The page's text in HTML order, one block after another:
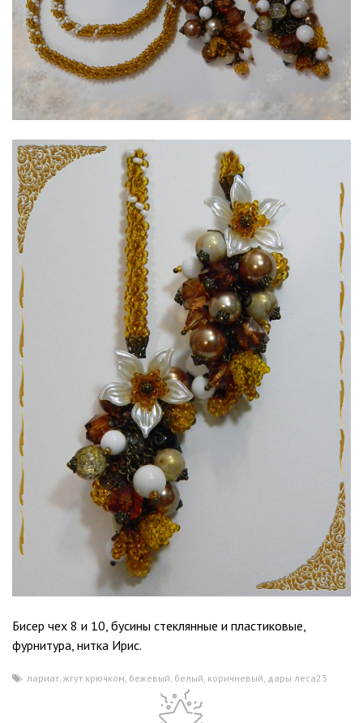
Бисер чех 8 и 10, бусины стеклянные и пластиковые,
фурнитура, нитка Ирис.
лариат, жгут крючком, бежевый, белый, коричневый, дары леса23